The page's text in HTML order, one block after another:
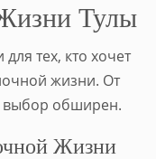
Тулы
тех, кто хочет
жизни. От
выбор обширен.
Жизни